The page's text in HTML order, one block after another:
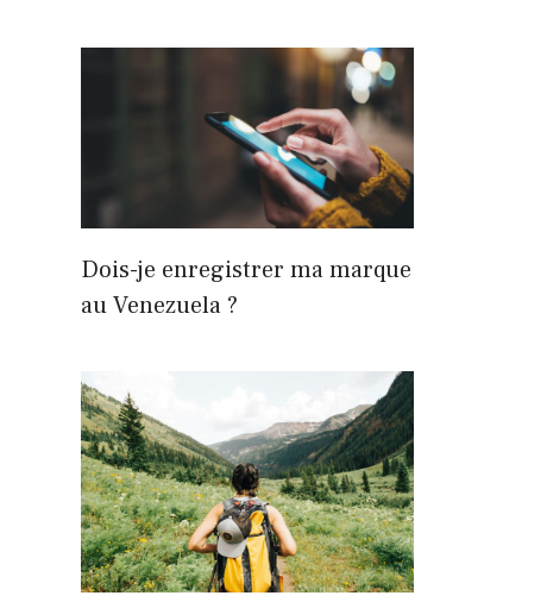
Dois-je enregistrer ma marque
au Venezuela ?